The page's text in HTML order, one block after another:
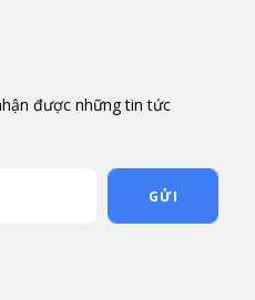
được những tin tức
GỬI